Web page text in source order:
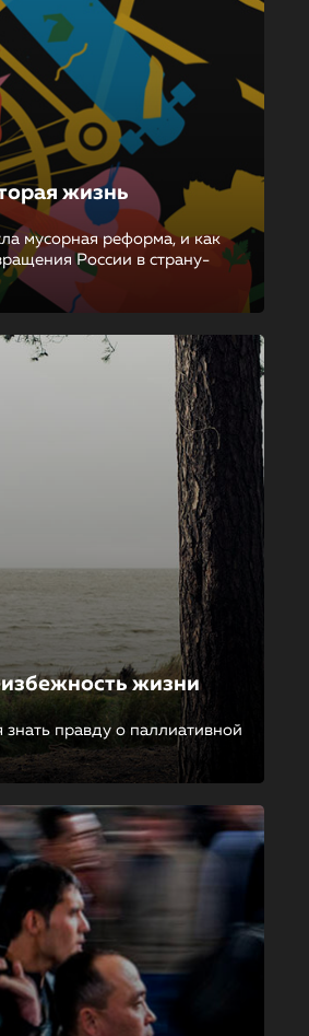
жизнь
мусорная реформа, и как
России в страну-
жизни
правду о паллиативной